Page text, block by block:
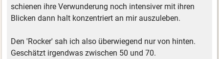
schienen ihre Verwunderung noch intensiver mit ihren
Blicken dann halt konzentriert an mir auszuleben.
Den 'Rocker' sah ich also überwiegend nur von hinten.
Geschätzt irgendwas zwischen 50 und 70.